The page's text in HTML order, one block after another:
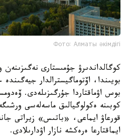
Фото: Алматы әкімдігі
كوگالداندىرۋ جۇمىستارى
بويىندا، اۆتوماگيسترالدار جيەگىندە
بوس اۋماقتاردا جۇرگىزىلەدى.
كوبىنە ەكولوگيالىق ماسەلەسى
قورعاۋ ايماعى، «باتىس» زيراتى
ايماقتارعا ەرەكشە نازار اۋدارىلادى.